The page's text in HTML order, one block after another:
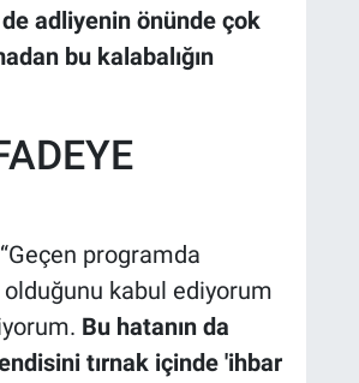
adliyenin önünde çok
bu kalabalığın
programda
kabul ediyorum
Bu hatanın da
tırnak içinde 'ihbar